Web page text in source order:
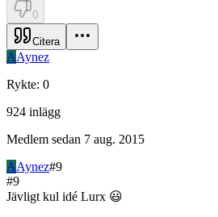
0
Citera
AAynez
Rykte: 0
924 inlägg
Medlem sedan 7 aug. 2015
AAynez#9
#9
Jävligt kul idé Lurx 😃